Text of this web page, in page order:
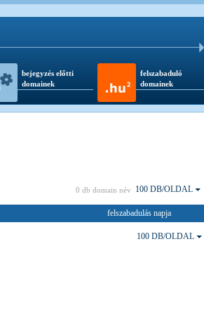
bejegyzés előtti
domainek
felszabaduló
domainek
0 db domain név 100 DB/OLDAL
felszabadulás napja
100 DB/OLDAL